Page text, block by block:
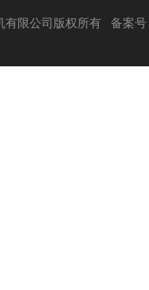
有限公司版权所有 备案号